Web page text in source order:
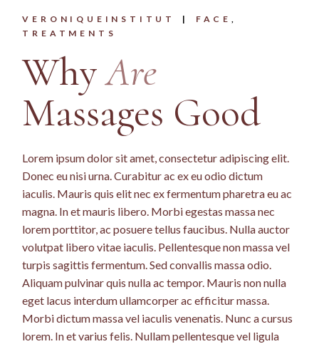
VERONIQUEINSTITUT
FACE
TREATMENTS
WhyAre
Massages Good
Lorem ipsum dolor sit amet, consectetur adipiscing elit.
Donec eu nisi urna. Curabitur ac ex eu odio dictum
iaculis. Mauris quis elit nec ex fermentum pharetra eu ac
magna. In et mauris libero. Morbi egestas massa nec
lorem porttitor, ac posuere tellus faucibus. Nulla auctor
volutpat libero vitae iaculis. Pellentesque non massa vel
turpis sagittis fermentum. Sed convallis massa odio.
Aliquam pulvinar quis nulla ac tempor. Mauris non nulla
eget lacus interdum ullamcorper ac efficitur massa.
Morbi dictum massa vel iaculis venenatis. Nunc a cursus
lorem. In et varius felis. Nullam pellentesque vel ligula